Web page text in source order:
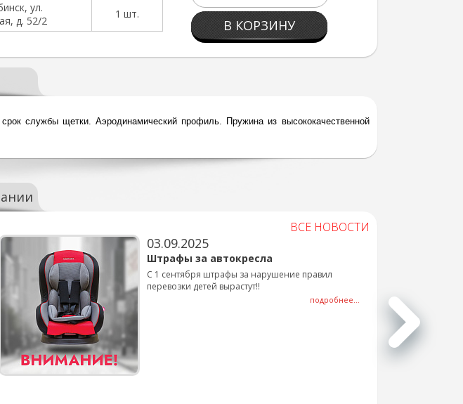
В КОРЗИНУ
ул.
д. 52/2
1 шт.
службы щетки. Аэродинамический профиль. Пружина из высококачественной
ВСЕ НОВОСТИ
03.09.2025
Штрафы за автокресла
С 1 сентября штрафы за нарушение правил
перевозки детей вырастут!!
подробнее...